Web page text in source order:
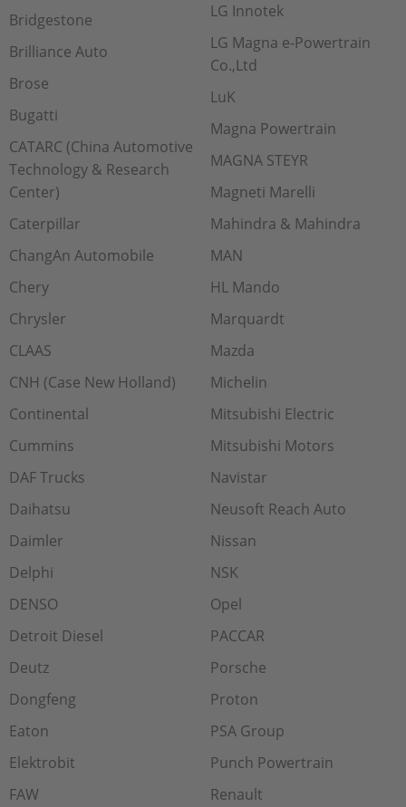
Bridgestone
Brilliance Auto
Brose
Bugatti
CATARC (China Automotive
Technology & Research
Center)
Caterpillar
ChangAn Automobile
Chery
Chrysler
CLAAS
CNH (Case New Holland)
Continental
Cummins
DAF Trucks
Daihatsu
Daimler
Delphi
DENSO
Detroit Diesel
Deutz
Dongfeng
Eaton
Elektrobit
FAW
LG Innotek
LG Magna e-Powertrain
Co.,Ltd
LuK
Magna Powertrain
MAGNA STEYR
Magneti Marelli
Mahindra & Mahindra
MAN
HL Mando
Marquardt
Mazda
Michelin
Mitsubishi Electric
Mitsubishi Motors
Navistar
Neusoft Reach Auto
Nissan
NSK
Opel
PACCAR
Porsche
Proton
PSA Group
Punch Powertrain
Renault